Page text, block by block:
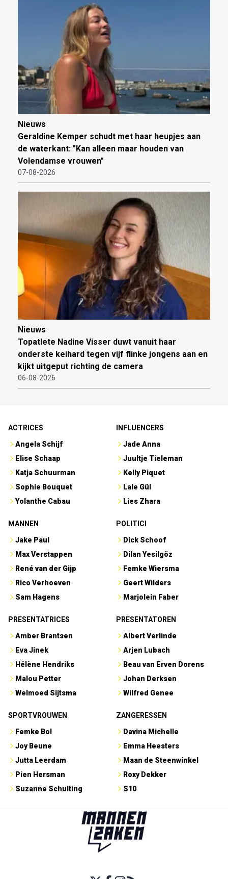
Nieuws
Geraldine Kemper schudt met haar heupjes aan
de waterkant: "Kan alleen maar houden van
Volendamse vrouwen"
07-08-2026
Nieuws
Topatlete Nadine Visser duwt vanuit haar
onderste keihard tegen vijf flinke jongens aan en
kijkt uitgeput richting de camera
06-08-2026
ACTRICES
Angela Schijf
Elise Schaap
Katja Schuurman
Sophie Bouquet
Yolanthe Cabau
INFLUENCERS
Jade Anna
Juultje Tieleman
Kelly Piquet
Lale Gül
Lies Zhara
MANNEN
Jake Paul
Max Verstappen
René van der Gijp
Rico Verhoeven
Sam Hagens
POLITICI
Dick Schoof
Dilan Yesilgöz
Femke Wiersma
Geert Wilders
Marjolein Faber
PRESENTATRICES
Amber Brantsen
Eva Jinek
Hélène Hendriks
Malou Petter
Welmoed Sijtsma
PRESENTATOREN
Albert Verlinde
Arjen Lubach
Beau van Erven Dorens
Johan Derksen
Wilfred Genee
SPORTVROUWEN
Femke Bol
Joy Beune
Jutta Leerdam
Pien Hersman
Suzanne Schulting
ZANGERESSEN
Davina Michelle
Emma Heesters
Maan de Steenwinkel
Roxy Dekker
S10